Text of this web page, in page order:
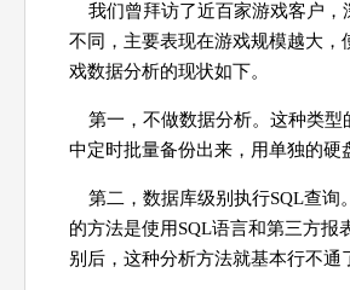
我们曾拜访了近百家游戏客户
不同，主要表现在游戏规模越大
戏数据分析的现状如下。
第一，不做数据分析。这种类
中定时批量备份出来，用单独的硬
第二，数据库级别执行SQL查
的方法是使用SQL语言和第三方
别后，这种分析方法就基本行不通